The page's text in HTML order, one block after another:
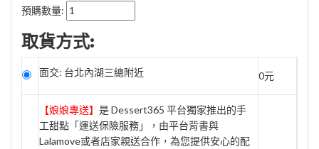
預購數量:
取貨方式:
面交: 台北內湖三總附近 0元
【娘娘專送】 是 Dessert365 平台獨家推出的手
工甜點「運送保險服務」，由平台背書與
Lalamove或者店家親送合作，為您提供安心的配